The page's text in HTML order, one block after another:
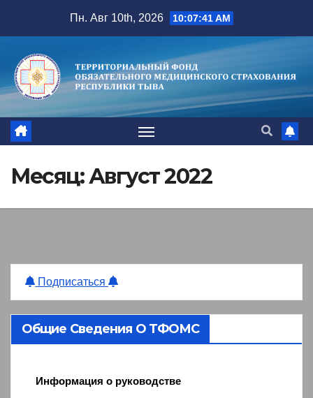
содержимому
Пн. Авг 10th, 2026 10:07:42 AM
Месяц:Август 2022
Подписаться
Общие Сведения О ТФОМС
Информация о руководстве